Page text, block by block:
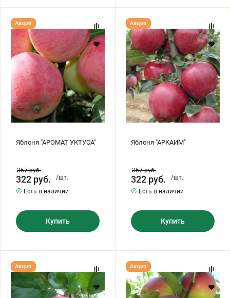
Яблоня
"АРОМАТ
УКТУСА"
Яблоня "АРОМАТ УКТУСА"
Акция
357руб.
322 руб.
/шт.
Есть в наличии
Купить
Яблоня
"АРКАИМ"
Яблоня "АРКАИМ"
Акция
357руб.
322 руб.
/шт.
Есть в наличии
Купить
Яблоня
"БОГРЯНОЕ"
Акция
Яблоня
"БАШКИРСКАЯ
КРАСАВИЦА"
Акция